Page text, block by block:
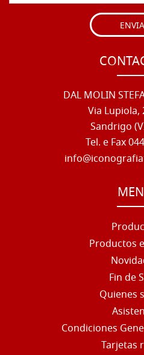
DAL MOLIN
Via Lupiola,
Sandrigo
Tel. e Fax
Productos
Fin de
Quienes
Condiciones
Tarjetas